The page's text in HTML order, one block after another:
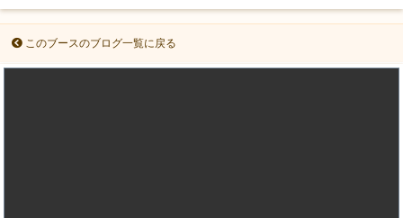
このブースのブログ一覧に戻る